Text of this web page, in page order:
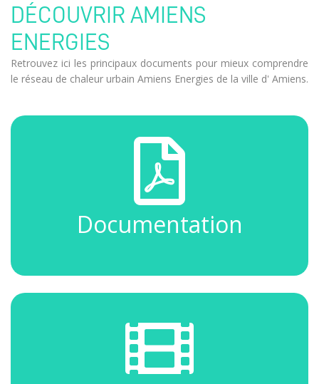
DÉCOUVRIR AMIENS
ENERGIES
Retrouvez ici les principaux documents pour mieux comprendre
le réseau de chaleur urbain Amiens Energies de la ville d' Amiens.
Documentation